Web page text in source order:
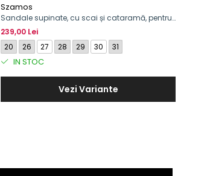
Szamos
Sandale supinate, cu scai și cataramă, pentru
fete, model cu fluture
239,00 Lei
20
26 27 28 29 30 31
IN STOC
Vezi Variante